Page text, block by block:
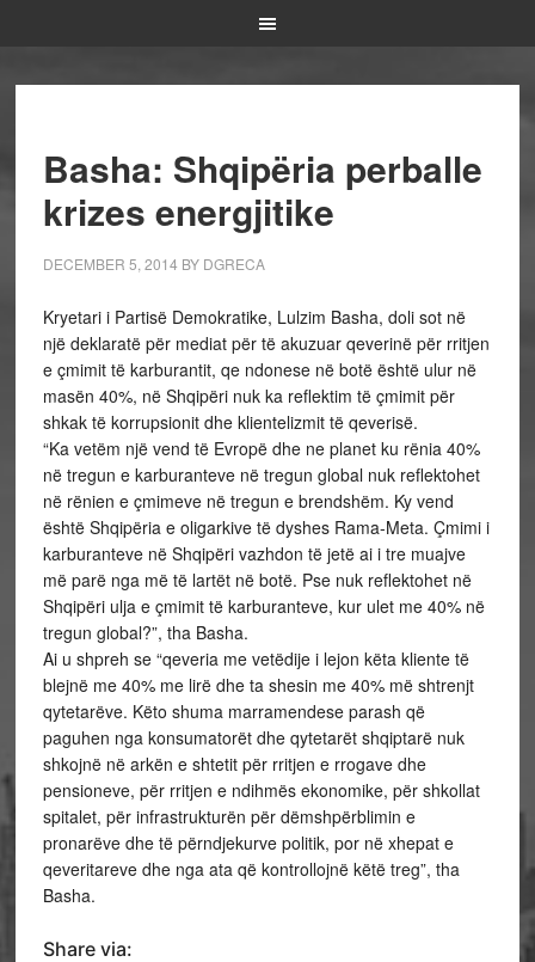
Basha: Shqipëria perballe
krizes energjitike
DECEMBER 5, 2014 BY DGRECA
Kryetari i Partisë Demokratike, Lulzim Basha, doli sot në
një deklaratë për mediat për të akuzuar qeverinë për rritjen
e çmimit të karburantit, qe ndonese në botë është ulur në
masën 40%, në Shqipëri nuk ka reflektim të çmimit për
shkak të korrupsionit dhe klientelizmit të qeverisë.
“Ka vetëm një vend të Evropë dhe ne planet ku rënia 40%
në tregun e karburanteve në tregun global nuk reflektohet
në rënien e çmimeve në tregun e brendshëm. Ky vend
është Shqipëria e oligarkive të dyshes Rama-Meta. Çmimi i
karburanteve në Shqipëri vazhdon të jetë ai i tre muajve
më parë nga më të lartët në botë. Pse nuk reflektohet në
Shqipëri ulja e çmimit të karburanteve, kur ulet me 40% në
tregun global?”, tha Basha.
Ai u shpreh se “qeveria me vetëdije i lejon këta kliente të
blejnë me 40% me lirë dhe ta shesin me 40% më shtrenjt
qytetarëve. Këto shuma marramendese parash që
paguhen nga konsumatorët dhe qytetarët shqiptarë nuk
shkojnë në arkën e shtetit për rritjen e rrogave dhe
pensioneve, për rritjen e ndihmës ekonomike, për shkollat
spitalet, për infrastrukturën për dëmshpërblimin e
pronarëve dhe të përndjekurve politik, por në xhepat e
qeveritareve dhe nga ata që kontrollojnë këtë treg”, tha
Basha.
Share via: